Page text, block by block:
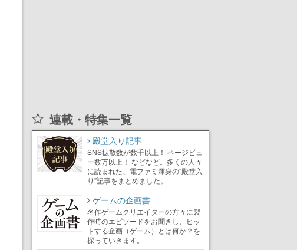
連載・特集一覧
殿堂入り記事
SNS拡散数が数千以上！ ページビュ
ー数万以上！ などなど。多くの人々
に読まれた、電ファミ渾身の“殿堂入
り”記事をまとめました。
ゲームの企画書
名作ゲームクリエイターの方々に製
作時のエピソードをお聞きし、ヒッ
トする企画（ゲーム）とは何か？を
探っていきます。